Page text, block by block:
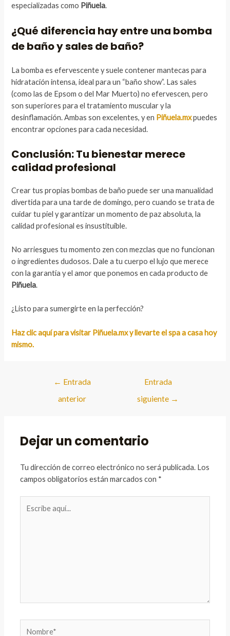
especializadas como Piñuela.
¿Qué diferencia hay entre una bomba
de baño y sales de baño?
La bomba es efervescente y suele contener mantecas para
hidratación intensa, ideal para un “baño show”. Las sales
(como las de Epsom o del Mar Muerto) no efervescen, pero
son superiores para el tratamiento muscular y la
desinflamación. Ambas son excelentes, y en Piñuela.mxpuedes
encontrar opciones para cada necesidad.
Conclusión: Tu bienestar merece
calidad profesional
Crear tus propias bombas de baño puede ser una manualidad
divertida para una tarde de domingo, pero cuando se trata de
cuidar tu piel y garantizar un momento de paz absoluta, la
calidad profesional es insustituible.
No arriesgues tu momento zen con mezclas que no funcionan
o ingredientes dudosos. Dale a tu cuerpo el lujo que merece
con la garantía y el amor que ponemos en cada producto de
Piñuela.
¿Listo para sumergirte en la perfección?
Haz clic aquí para visitar Piñuela.mx y llevarte el spa a casa hoy
mismo.
Navegación
entradas
← Entrada
anterior
Entrada
siguiente →
Dejar un comentario
Tu dirección de correo electrónico no será publicada. Los
campos obligatorios están marcados con *
aquí...